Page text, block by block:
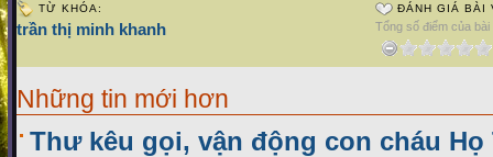
TỪ KHÓA:
trần thị minh khanh
ĐÁNH GIÁ BÀI
Tổng số điểm của
Những tin mới hơn
Thư kêu gọi, vận động con cháu